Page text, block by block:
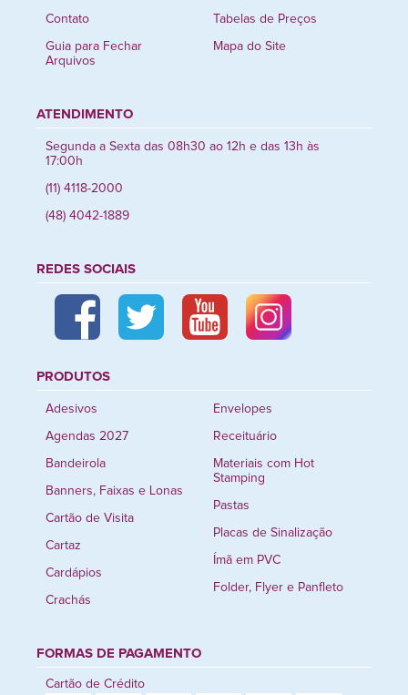
Contato
Guia para Fechar
Arquivos
Tabelas de Preços
Mapa do Site
ATENDIMENTO
Segunda a Sexta das 08h30 ao 12h e das 13h às
17:00h
(11) 4118-2000
(48) 4042-1889
REDES SOCIAIS
PRODUTOS
Adesivos
Agendas 2027
Bandeirola
Banners, Faixas e Lonas
Cartão de Visita
Cartaz
Cardápios
Crachás
Envelopes
Receituário
Materiais com Hot
Stamping
Pastas
Placas de Sinalização
Ímã em PVC
Folder, Flyer e Panfleto
FORMAS DE PAGAMENTO
Cartão de Crédito